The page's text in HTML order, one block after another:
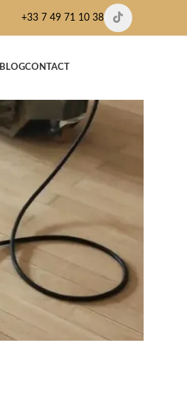
+33 7 49 71 10 38
BLOGCONTACT